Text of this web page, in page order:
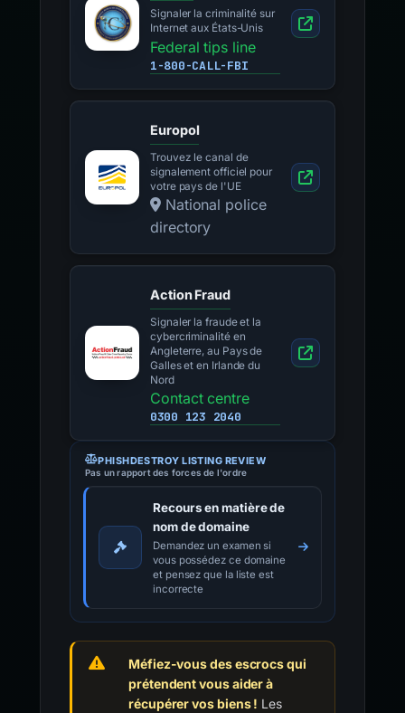
Signaler la criminalité sur
Internet aux États-Unis
Federal tips line
1-800-CALL-FBI
Europol
Trouvez le canal de
signalement officiel pour
votre pays de l'UE
National police
directory
Action Fraud
Signaler la fraude et la
cybercriminalité en
Angleterre, au Pays de
Galles et en Irlande du
Nord
Contact centre
0300 123 2040
PHISHDESTROY LISTING REVIEW
Pas un rapport des forces de l'ordre
Recours en matière de
nom de domaine
Demandez un examen si
vous possédez ce domaine
et pensez que la liste est
incorrecte
Méfiez-vous des escrocs qui
prétendent vous aider à
récupérer vos biens ! Les